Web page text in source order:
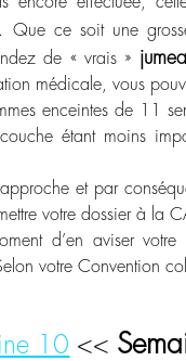
. Que ce soit une
de « vrais »
médicale, vous
enceintes de 11
étant moins
et par
votre dossier à la
d’en aviser
votre Convention
10 <<